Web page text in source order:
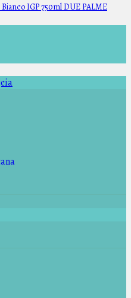
IGP 750ml DUE PALME